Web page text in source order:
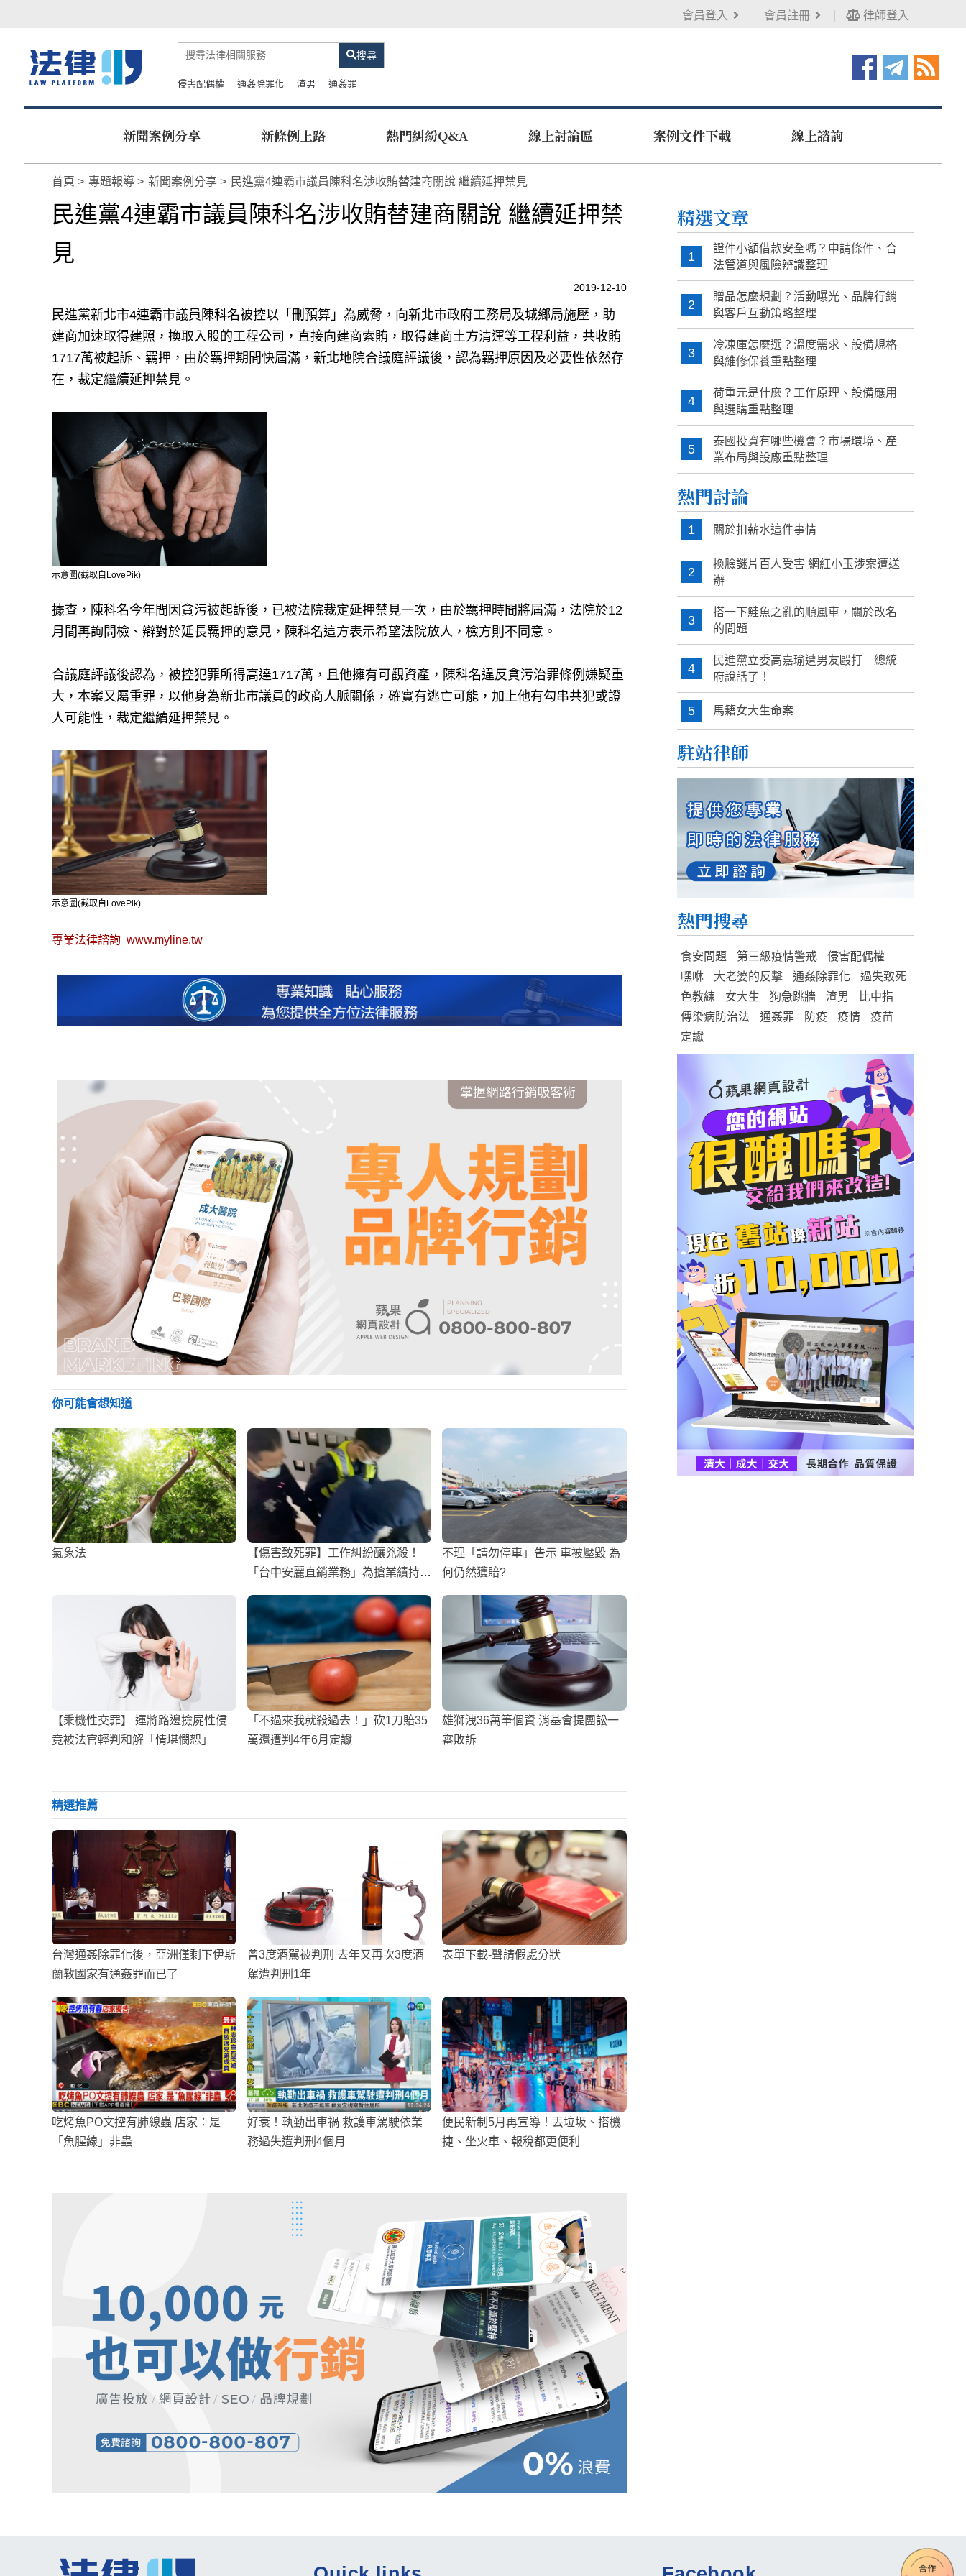
會員登入 會員註冊 律師登入
搜尋
侵害配偶權 通姦除罪化 渣男 通姦罪
新聞案例分享 新條例上路 熱門糾紛Q&A 線上討論區 案例文件下載 線上諮詢
首頁 專題報導 新聞案例分享 民進黨4連霸市議員陳科名涉收賄替建商關說 繼續延押禁見
民進黨4連霸市議員陳科名涉收賄替建商關說 繼續延押禁
見
2019-12-10
民進黨新北市4連霸市議員陳科名被控以「刪預算」為威脅，向新北市政府工務局及城鄉局施壓，助
建商加速取得建照，換取入股的工程公司，直接向建商索賄，取得建商土方清運等工程利益，共收賄
1717萬被起訴、羈押，由於羈押期間快屆滿，新北地院合議庭評議後，認為羈押原因及必要性依然存
在，裁定繼續延押禁見。
示意圖(截取自LovePik)
據查，陳科名今年間因貪污被起訴後，已被法院裁定延押禁見一次，由於羈押時間將屆滿，法院於12
月間再詢問檢、辯對於延長羈押的意見，陳科名這方表示希望法院放人，檢方則不同意。
合議庭評議後認為，被控犯罪所得高達1717萬，且他擁有可觀資產，陳科名違反貪污治罪條例嫌疑重
大，本案又屬重罪，以他身為新北市議員的政商人脈關係，確實有逃亡可能，加上他有勾串共犯或證
人可能性，裁定繼續延押禁見。
示意圖(截取自LovePik)
專業法律諮詢 www.myline.tw
你可能會想知道
氣象法
【傷害致死罪】工作糾紛釀兇殺！
「台中安麗直銷業務」為搶業績持刀
刺死同事
不理「請勿停車」告示 車被壓毀 為
何仍然獲賠?
【乘機性交罪】 運將路邊撿屍性侵
竟被法官輕判和解「情堪憫恕」
「不過來我就殺過去！」砍1刀賠35
萬還遭判4年6月定讞
雄獅洩36萬筆個資 消基會提團訟一
審敗訴
精選推薦
台灣通姦除罪化後，亞洲僅剩下伊斯
蘭教國家有通姦罪而已了
曾3度酒駕被判刑 去年又再次3度酒
駕遭判刑1年
表單下載-聲請假處分狀
吃烤魚PO文控有肺線蟲 店家：是
「魚腥線」非蟲
好衰！執勤出車禍 救護車駕駛依業
務過失遭判刑4個月
便民新制5月再宣導！丟垃圾、搭機
捷、坐火車、報稅都更便利
精選文章
1
證件小額借款安全嗎？申請條件、合
法管道與風險辨識整理
2
贈品怎麼規劃？活動曝光、品牌行銷
與客戶互動策略整理
3
冷凍庫怎麼選？溫度需求、設備規格
與維修保養重點整理
4
荷重元是什麼？工作原理、設備應用
與選購重點整理
5
泰國投資有哪些機會？市場環境、產
業布局與設廠重點整理
熱門討論
1 關於扣薪水這件事情
2
換臉謎片百人受害 網紅小玉涉案遭送
辦
3
搭一下鮭魚之亂的順風車，關於改名
的問題
4
民進黨立委高嘉瑜遭男友毆打 總統
府說話了！
5 馬籍女大生命案
駐站律師
熱門搜尋
食安問題 第三級疫情警戒
侵害配偶權
嘿咻
大老婆的反擊 通姦除罪化
過失致死
色教練
女大生 狗急跳牆 渣男
比中指
傳染病防治法
通姦罪 防疫 疫情
疫苗
定讞